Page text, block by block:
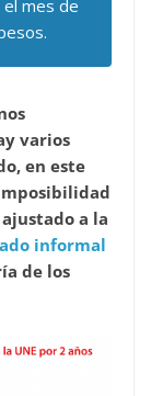
mes de
varios
en este
a la
informal
de los